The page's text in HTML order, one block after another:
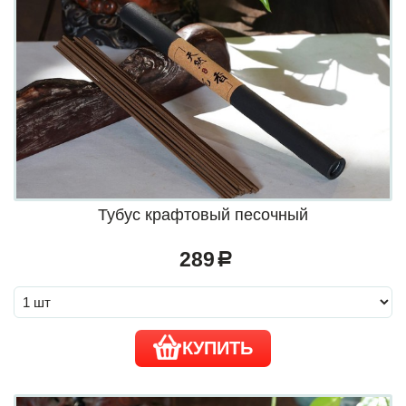
Тубус крафтовый песочный
289 a
КУПИТЬ